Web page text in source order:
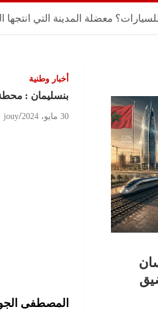
معضلة المدينة التي انتجها
أخبار وطنية
بنسليمان :
30 مايو، 2024 jouy
المصطفى